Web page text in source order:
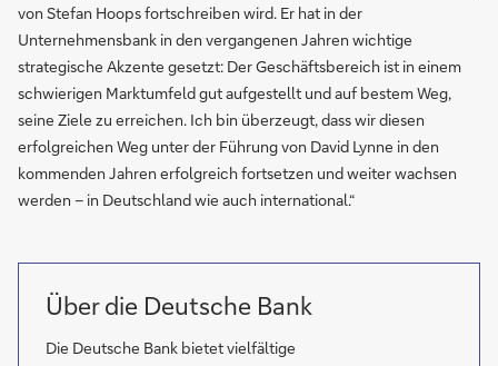
von Stefan Hoops fortschreiben wird. Er hat in der
Unternehmensbank in den vergangenen Jahren wichtige
strategische Akzente gesetzt: Der Geschäftsbereich ist in einem
schwierigen Marktumfeld gut aufgestellt und auf bestem Weg,
seine Ziele zu erreichen. Ich bin überzeugt, dass wir diesen
erfolgreichen Weg unter der Führung von David Lynne in den
kommenden Jahren erfolgreich fortsetzen und weiter wachsen
werden – in Deutschland wie auch international.“
Über die Deutsche Bank
Die Deutsche Bank bietet vielfältige